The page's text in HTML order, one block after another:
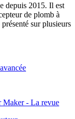
depuis 2015. Il est
de plomb à
sur plusieurs
Maker - La revue